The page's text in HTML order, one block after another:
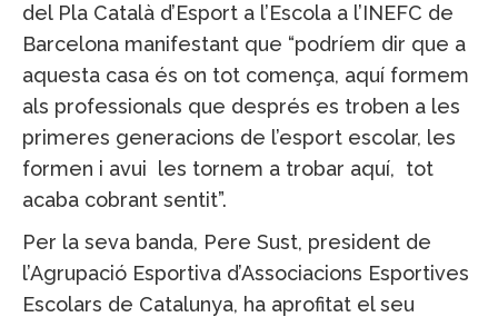
del Pla Català d’Esport a l’Escola a l’INEFC de
Barcelona manifestant que “podríem dir que a
aquesta casa és on tot comença, aquí formem
als professionals que després es troben a les
primeres generacions de l’esport escolar, les
formen i avui les tornem a trobar aquí, tot
acaba cobrant sentit”.
Per la seva banda, Pere Sust, president de
l’Agrupació Esportiva d’Associacions Esportives
Escolars de Catalunya, ha aprofitat el seu